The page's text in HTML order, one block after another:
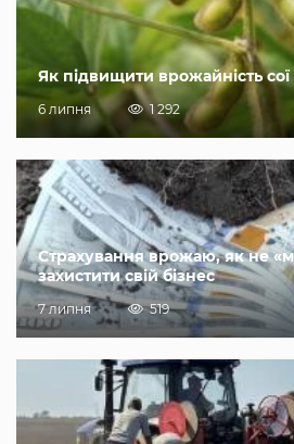
Як підвищити врожайність сої
6 липня 1 292
Страхування врожаю, як не
захистити свій бізнес
7 липня 519